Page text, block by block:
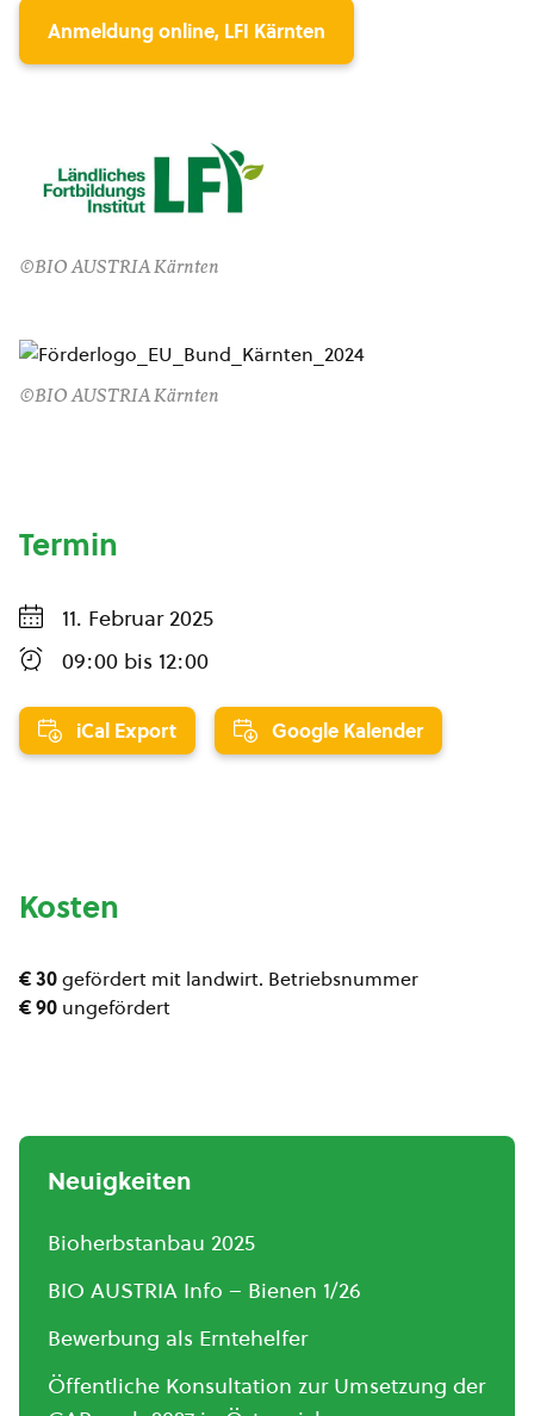
Anmeldung online, LFI Kärnten
©BIO AUSTRIA Kärnten
©BIO AUSTRIA Kärnten
Termin
11. Februar 2025
09:00 bis 12:00
iCal Export Google Kalender
Kosten
€ 30gefördert mit landwirt. Betriebsnummer
€ 90 ungefördert
Neuigkeiten
Bioherbstanbau 2025
BIO AUSTRIA Info – Bienen 1/26
Bewerbung als Erntehelfer
Öffentliche Konsultation zur Umsetzung der